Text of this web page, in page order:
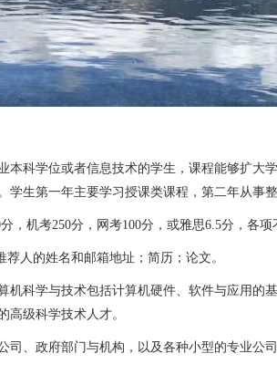
学位或者信息技术的学生，课程能够扩大
生第一年主要学习授课类课程，第二年从事
考250分，网考100分，或雅思6.5分，各项
人的姓名和邮箱地址；简历；论文。
学与技术包括计算机硬件、软件与应用的
级科学技术人才。
政府部门与机构，以及各种小型的专业公